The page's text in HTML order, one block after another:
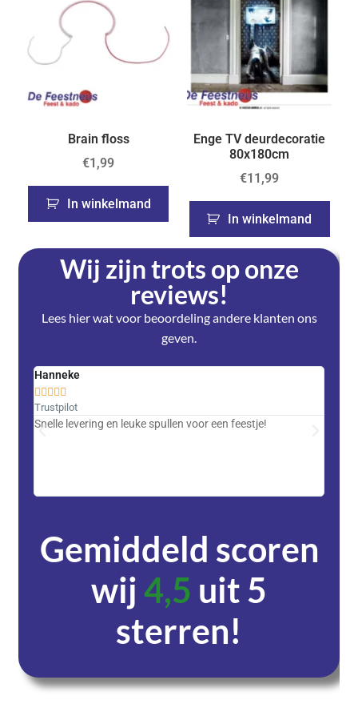
Brain floss
€1,99
In winkelmand
Enge TV deurdecoratie
80x180cm
€11,99
In winkelmand
Wij zijn trots op onze
reviews!
Lees hier wat voor beoordeling andere klanten ons
geven.
Hanneke

Trustpilot
Snelle levering en leuke spullen voor een feestje!
Gemiddeld scoren
wij4,5 uit 5
sterren!